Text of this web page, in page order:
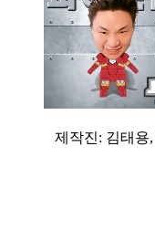
제작진: 김태용